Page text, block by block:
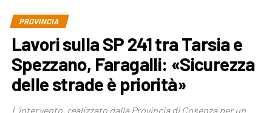
PROVINCIA
Lavori sulla SP 241 tra Tarsia e
Spezzano, Faragalli: «Sicurezza
delle strade è priorità»
L’intervento, realizzato dalla Provincia di Cosenza per un